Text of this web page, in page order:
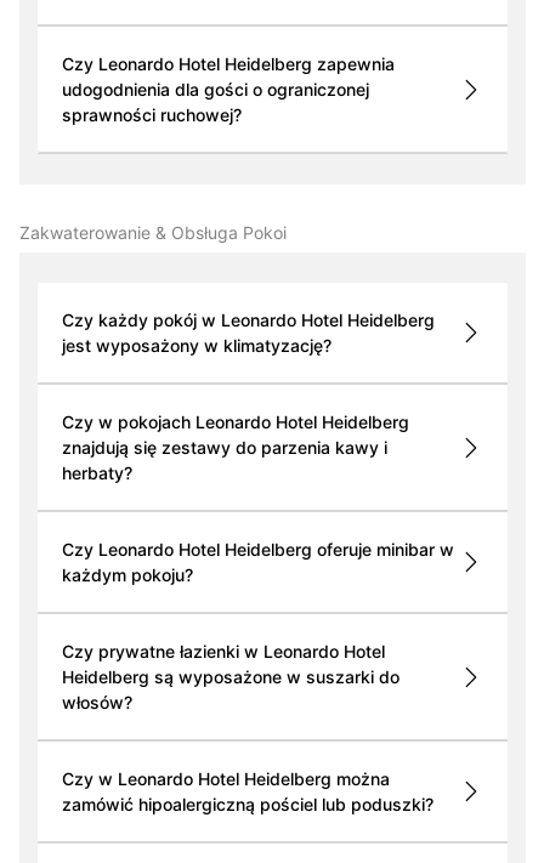
Czy Leonardo Hotel Heidelberg zapewnia
udogodnienia dla gości o ograniczonej
sprawności ruchowej?
Zakwaterowanie & Obsługa Pokoi
Czy każdy pokój w Leonardo Hotel Heidelberg
jest wyposażony w klimatyzację?
Czy w pokojach Leonardo Hotel Heidelberg
znajdują się zestawy do parzenia kawy i
herbaty?
Czy Leonardo Hotel Heidelberg oferuje minibar w
każdym pokoju?
Czy prywatne łazienki w Leonardo Hotel
Heidelberg są wyposażone w suszarki do
włosów?
Czy w Leonardo Hotel Heidelberg można
zamówić hipoalergiczną pościel lub poduszki?